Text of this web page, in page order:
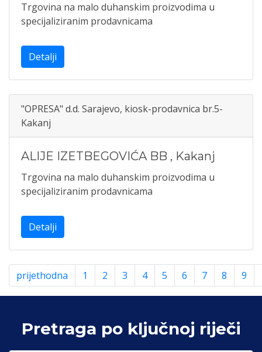
Trgovina na malo duhanskim proizvodima u
specijaliziranim prodavnicama
Detalji
"OPRESA" d.d. Sarajevo, kiosk-prodavnica br.5-
Kakanj
ALIJE IZETBEGOVIĆA BB , Kakanj
Trgovina na malo duhanskim proizvodima u
specijaliziranim prodavnicama
Detalji
prijethodna 1 2 3 4 5 6 7 8 9
Pretraga po ključnoj riječi